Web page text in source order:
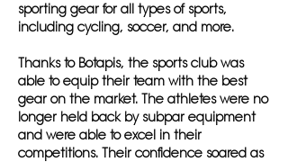
sporting gear for all types of sports,
including cycling, soccer, and more.
Thanks to Botapis, the sports club was
able to equip their team with the best
gear on the market. The athletes were no
longer held back by subpar equipment
and were able to excel in their
competitions. Their confidence soared as